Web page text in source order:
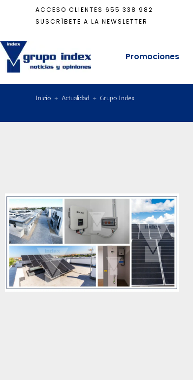
ACCESO CLIENTES 655 338 982
SUSCRÍBETE A LA NEWSLETTER
Promociones
Inicio + Actualidad + Grupo Index